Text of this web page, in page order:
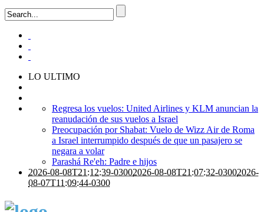
LO ULTIMO
Regresa los vuelos: United Airlines y KLM anuncian la
reanudación de sus vuelos a Israel
Preocupación por Shabat: Vuelo de Wizz Air de Roma
a Israel interrumpido después de que un pasajero se
negara a volar
Parashá Re'eh: Padre e hijos
2026-08-08T21:12:39-03002026-08-08T21:07:32-03002026-
08-07T11:09:44-0300